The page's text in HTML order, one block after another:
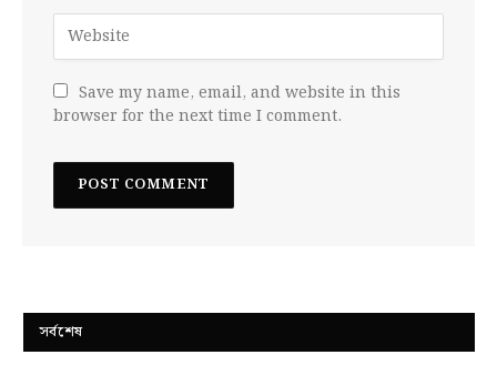
Save my name, email, and website in this
browser for the next time I comment.
সর্বশেষ